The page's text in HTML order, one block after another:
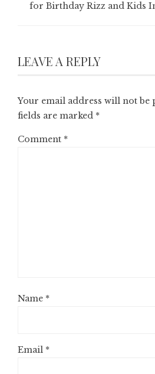
for Birthday Rizz and Kids
LEAVE A REPLY
Your email address will not be
fields are marked *
Comment *
Name *
Email *